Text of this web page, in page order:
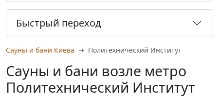
Сауны и бани Киева Политехнический Институт
Сауны и бани возле метро
Политехнический Институт
Быстрый переход